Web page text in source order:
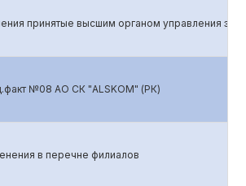
принятые высшим органом управления
№08 АО СК "ALSKOM" (РК)
в перечне филиалов